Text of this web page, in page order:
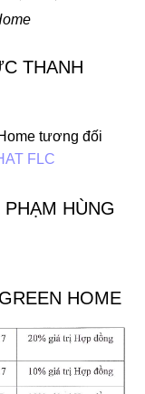
THANH
tương đối
FLC
HÙNG
HOME